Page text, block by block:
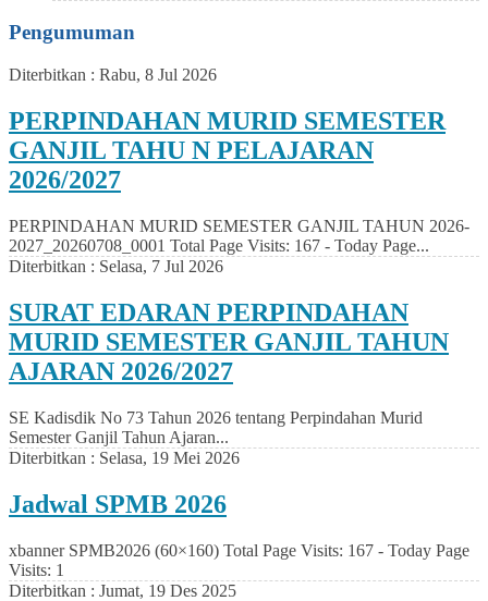
Pengumuman
Diterbitkan : Rabu, 8 Jul 2026
PERPINDAHAN MURID SEMESTER
GANJIL TAHU N PELAJARAN
2026/2027
PERPINDAHAN MURID SEMESTER GANJIL TAHUN 2026-
2027_20260708_0001 Total Page Visits: 167 - Today Page...
Diterbitkan : Selasa, 7 Jul 2026
SURAT EDARAN PERPINDAHAN
MURID SEMESTER GANJIL TAHUN
AJARAN 2026/2027
SE Kadisdik No 73 Tahun 2026 tentang Perpindahan Murid
Semester Ganjil Tahun Ajaran...
Diterbitkan : Selasa, 19 Mei 2026
Jadwal SPMB 2026
xbanner SPMB2026 (60×160) Total Page Visits: 167 - Today Page
Visits: 1
Diterbitkan : Jumat, 19 Des 2025